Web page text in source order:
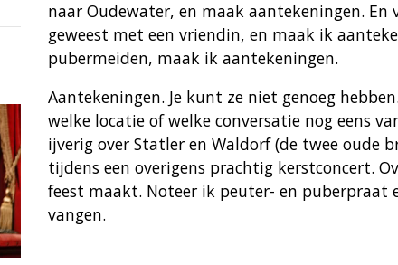
naar Oudewater, en maak aantekeningen.
geweest met een vriendin, en maak ik
pubermeiden, maak ik aantekeningen.
Aantekeningen. Je kunt ze niet genoeg
welke locatie of welke conversatie nog eens
ijverig over Statler en Waldorf (de twee oude
tijdens een overigens prachtig kerstconcert.
feest maakt. Noteer ik peuter- en puberpraat
vangen.